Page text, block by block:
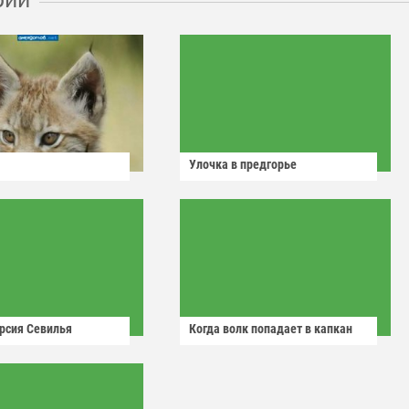
Улочка в предгорье
Севилья Когда волк попадает в капкан